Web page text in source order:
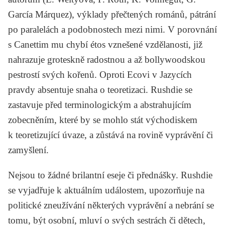
García Márquez), výklady přečtených románů, pátrání
po paralelách a podobnostech mezi nimi. V porovnání
s Canettim mu chybí étos vznešené vzdělanosti, již
nahrazuje groteskně radostnou a až bollywoodskou
pestrostí svých kořenů. Oproti Ecovi v Jazycích
pravdy absentuje snaha o teoretizaci. Rushdie se
zastavuje před terminologickým a abstrahujícím
zobecněním, které by se mohlo stát východiskem
k teoretizující úvaze, a zůstává na rovině vyprávění či
zamyšlení.
Nejsou to žádné brilantní eseje či přednášky. Rushdie
se vyjadřuje k aktuálním událostem, upozorňuje na
politické zneužívání některých vyprávění a nebrání se
tomu, být osobní, mluví o svých sestrách či dětech,